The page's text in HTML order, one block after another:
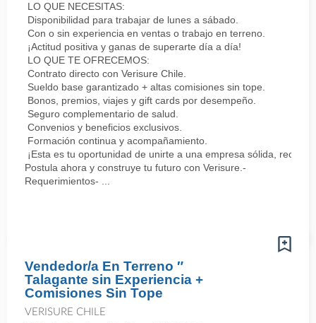
LO QUE NECESITAS:
Disponibilidad para trabajar de lunes a sábado.
Con o sin experiencia en ventas o trabajo en terreno.
¡Actitud positiva y ganas de superarte día a día!
LO QUE TE OFRECEMOS:
Contrato directo con Verisure Chile.
Sueldo base garantizado + altas comisiones sin tope.
Bonos, premios, viajes y gift cards por desempeño.
Seguro complementario de salud.
Convenios y beneficios exclusivos.
Formación continua y acompañamiento.
¡Esta es tu oportunidad de unirte a una empresa sólida,
Postula ahora y construye tu futuro con Verisure.-
Requerimientos- ...
Vendedor/a En Terreno ″
Talagante sin Experiencia +
Comisiones Sin Tope
VERISURE CHILE